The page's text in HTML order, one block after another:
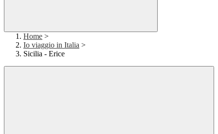
Home >
Io viaggio in Italia >
Sicilia - Erice